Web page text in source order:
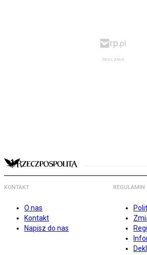
KONTAKT
O nas
Kontakt
Napisz do nas
REGULAMIN